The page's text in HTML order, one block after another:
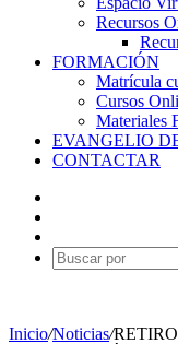
Recursos
FORMACIÓN
Matrícula
Cursos
Materiales
EVANGELIO
CONTACTAR
Inicio/Noticias/